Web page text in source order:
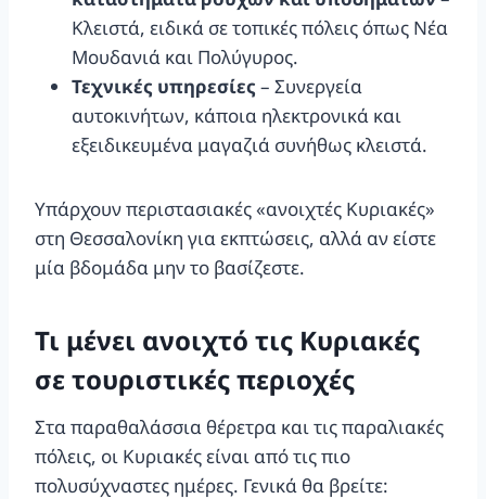
Κλειστά, ειδικά σε τοπικές πόλεις όπως Νέα
Μουδανιά και Πολύγυρος.
Τεχνικές υπηρεσίες – Συνεργεία
αυτοκινήτων, κάποια ηλεκτρονικά και
εξειδικευμένα μαγαζιά συνήθως κλειστά.
Υπάρχουν περιστασιακές «ανοιχτές Κυριακές»
στη Θεσσαλονίκη για εκπτώσεις, αλλά αν είστε
μία βδομάδα μην το βασίζεστε.
Τι μένει ανοιχτό τις Κυριακές
σε τουριστικές περιοχές
Στα παραθαλάσσια θέρετρα και τις παραλιακές
πόλεις, οι Κυριακές είναι από τις πιο
πολυσύχναστες ημέρες. Γενικά θα βρείτε: